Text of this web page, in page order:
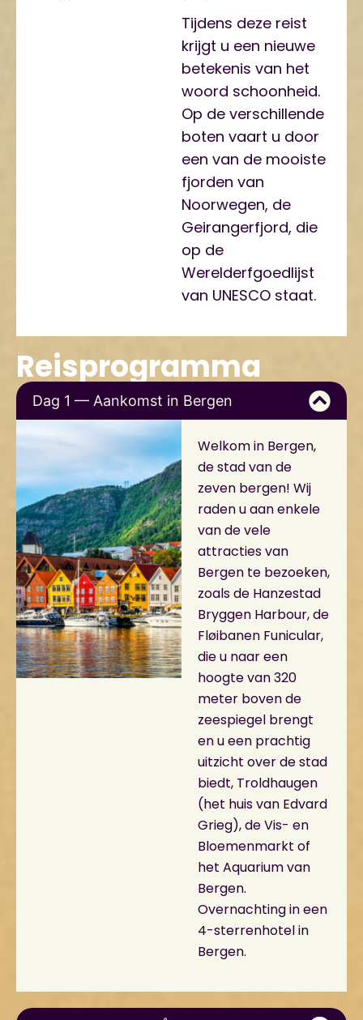
Tijdens deze reist
krijgt u een nieuwe
betekenis van het
woord schoonheid.
Op de verschillende
boten vaart u door
een van de mooiste
fjorden van
Noorwegen, de
Geirangerfjord, die
op de
Werelderfgoedlijst
van UNESCO staat.
Reisprogramma
Dag 1 — Aankomst in Bergen
Welkom in Bergen,
de stad van de
zeven bergen! Wij
raden u aan enkele
van de vele
attracties van
Bergen te bezoeken,
zoals de Hanzestad
Bryggen Harbour, de
Fløibanen Funicular,
die u naar een
hoogte van 320
meter boven de
zeespiegel brengt
en u een prachtig
uitzicht over de stad
biedt, Troldhaugen
(het huis van Edvard
Grieg), de Vis- en
Bloemenmarkt of
het Aquarium van
Bergen.
Overnachting in een
4-sterrenhotel in
Bergen.